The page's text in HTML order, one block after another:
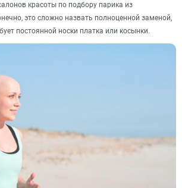
красоты по подбору парика из
это сложно назвать полноценной заменой,
постоянной носки платка или косынки.